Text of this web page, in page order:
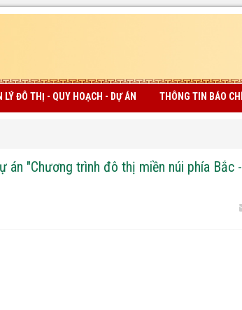
LÝ ĐÔ THỊ - QUY HOẠCH - DỰ ÁN THÔNG TIN BÁO
án "Chương trình đô thị miền núi phía Bắc -